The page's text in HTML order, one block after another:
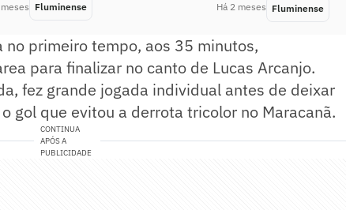
Fluminense Há 2 meses Fluminense
primeiro tempo, aos 35 minutos,
para finalizar no canto de Lucas Arcanjo.
fez grande jogada individual antes de deixar
gol que evitou a derrota tricolor no Maracanã.
CONTINUA
APÓS A
PUBLICIDADE